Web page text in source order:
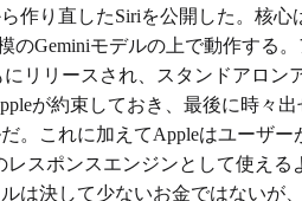
作り直したSiriを公開した。核
のGeminiモデルの上で動作する
リリースされ、スタンドアロン
が約束しておき、最後に時
。これに加えてAppleはユーザ
スポンスエンジンとして使え
は決して少ないお金ではない